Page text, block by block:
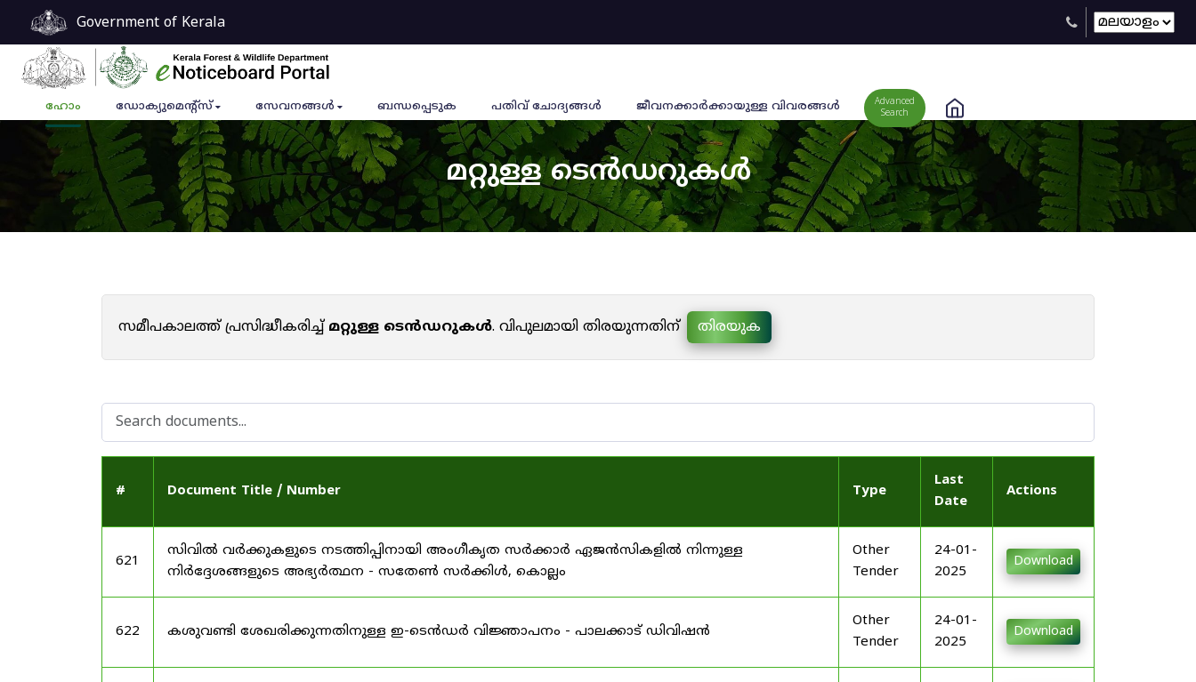
Government of Kerala
ഹോം ഡോക്യുമെൻ്റ്സ് സേവനങ്ങൾ ബന്ധപ്പെടുക പതിവ് ചോദ്യങ്ങൾ ജീവനക്കാര്‍ക്കായുള്ള വിവരങ്ങള്‍
Advanced
Search
മറ്റുള്ള ടെൻഡറുകൾ
സമീപകാലത്ത് പ്രസിദ്ധീകരിച്ച്മറ്റുള്ള ടെൻഡറുകൾ. വിപുലമായി തിരയുന്നതിന് തിരയുക
# Document Title / Number Type
Last
Date
Actions
621
സിവിൽ വർക്കുകളുടെ നടത്തിപ്പിനായി അംഗീകൃത സർക്കാർ ഏജൻസികളിൽ നിന്നുള്ള
നിർദ്ദേശങ്ങളുടെ അഭ്യർത്ഥന - സതേൺ സർക്കിൾ, കൊല്ലം
Other
Tender
24-01-
2025
Download
622 കശുവണ്ടി ശേഖരിക്കുന്നതിനുള്ള ഇ-ടെൻഡർ വിജ്ഞാപനം - പാലക്കാട് ഡിവിഷൻ
Other
Tender
24-01-
2025
Download